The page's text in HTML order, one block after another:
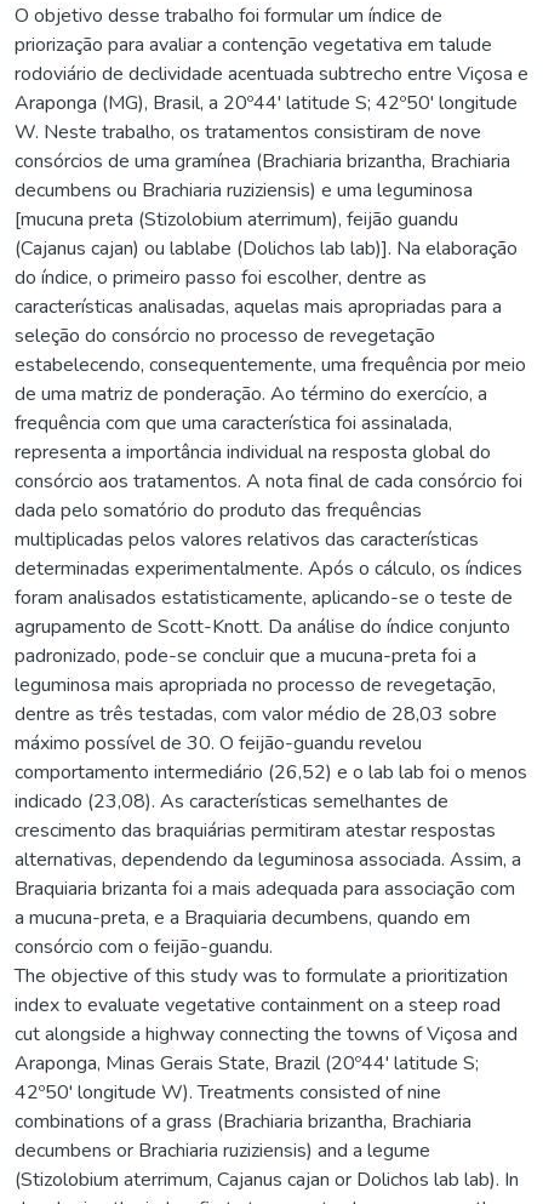
O objetivo desse trabalho foi formular um índice de
priorização para avaliar a contenção vegetativa em talude
rodoviário de declividade acentuada subtrecho entre Viçosa e
Araponga (MG), Brasil, a 20º44' latitude S; 42º50' longitude
W. Neste trabalho, os tratamentos consistiram de nove
consórcios de uma gramínea (Brachiaria brizantha, Brachiaria
decumbens ou Brachiaria ruziziensis) e uma leguminosa
[mucuna preta (Stizolobium aterrimum), feijão guandu
(Cajanus cajan) ou lablabe (Dolichos lab lab)]. Na elaboração
do índice, o primeiro passo foi escolher, dentre as
características analisadas, aquelas mais apropriadas para a
seleção do consórcio no processo de revegetação
estabelecendo, consequentemente, uma frequência por meio
de uma matriz de ponderação. Ao término do exercício, a
frequência com que uma característica foi assinalada,
representa a importância individual na resposta global do
consórcio aos tratamentos. A nota final de cada consórcio foi
dada pelo somatório do produto das frequências
multiplicadas pelos valores relativos das características
determinadas experimentalmente. Após o cálculo, os índices
foram analisados estatisticamente, aplicando-se o teste de
agrupamento de Scott-Knott. Da análise do índice conjunto
padronizado, pode-se concluir que a mucuna-preta foi a
leguminosa mais apropriada no processo de revegetação,
dentre as três testadas, com valor médio de 28,03 sobre
máximo possível de 30. O feijão-guandu revelou
comportamento intermediário (26,52) e o lab lab foi o menos
indicado (23,08). As características semelhantes de
crescimento das braquiárias permitiram atestar respostas
alternativas, dependendo da leguminosa associada. Assim, a
Braquiaria brizanta foi a mais adequada para associação com
a mucuna-preta, e a Braquiaria decumbens, quando em
consórcio com o feijão-guandu.
The objective of this study was to formulate a prioritization
index to evaluate vegetative containment on a steep road
cut alongside a highway connecting the towns of Viçosa and
Araponga, Minas Gerais State, Brazil (20º44' latitude S;
42º50' longitude W). Treatments consisted of nine
combinations of a grass (Brachiaria brizantha, Brachiaria
decumbens or Brachiaria ruziziensis) and a legume
(Stizolobium aterrimum, Cajanus cajan or Dolichos lab lab). In